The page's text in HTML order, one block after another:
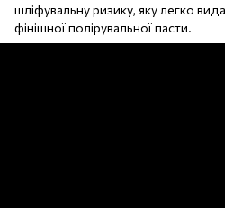
шліфувальну ризику, яку легко
фінішної полірувальної пасти.